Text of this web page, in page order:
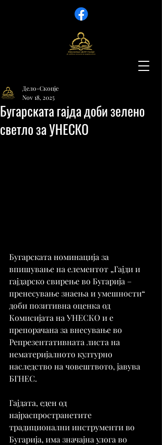
Бугарската гајда доби зелено
светло за УНЕСКО
Дело-Скопје
Nov 18, 2025
Бугарската номинација за
впишување на елементот „Гајди и
гајдарско свирење во Бугарија –
пренесување знаења и умешности“
доби позитивна оценка од
Комисијата на УНЕСКО и е
препорачана за внесување во
Репрезентативната листа на
нематеријалното културно
наследство на човештвото, јавува
БГНЕС.
Гајдата, еден од
најраспространетите
традиционални инструменти во
Бугарија, има значајна улога во